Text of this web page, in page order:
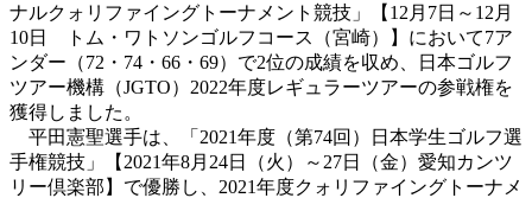
ナルクォリファイングトーナメント競技」【12月7日～12月
10日 トム・ワトソンゴルフコース（宮崎）】において7ア
ンダー（72・74・66・69）で2位の成績を収め、日本ゴルフ
ツアー機構（JGTO）2022年度レギュラーツアーの参戦権を
獲得しました。
平田憲聖選手は、「2021年度（第74回）日本学生ゴルフ選
手権競技」【2021年8月24日（火）～27日（金）愛知カンツ
リー倶楽部】で優勝し、2021年度クォリファイングトーナメ